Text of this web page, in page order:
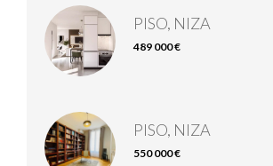
PISO, NIZA
489 000 €
PISO, NIZA
550 000 €